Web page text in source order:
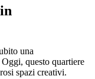
una
questo quartiere
spazi creativi.